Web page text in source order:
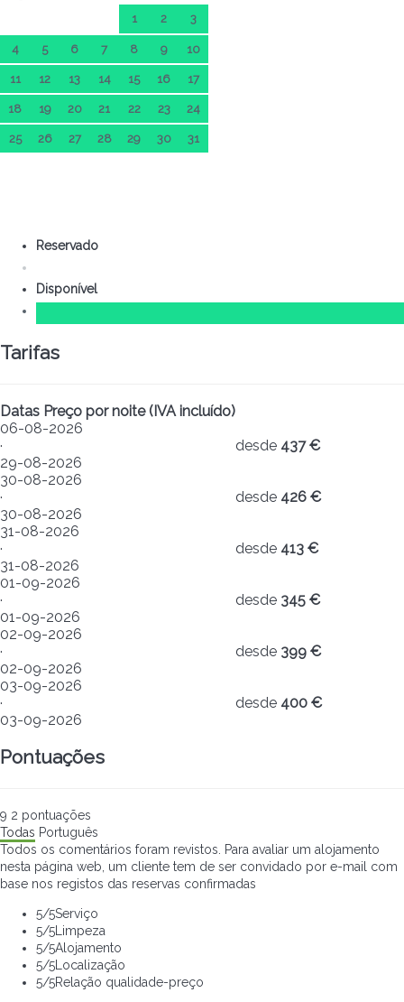
1 2 3
4 5 6 7 8 9 10
11 12 13 14 15 16 17
18 19 20 21 22 23 24
25 26 27 28 29 30 31
Reservado
Disponível
Tarifas
Datas Preço por noite (IVA incluído)
06-08-2026
·
29-08-2026
desde 437 €
30-08-2026
·
30-08-2026
desde 426 €
31-08-2026
·
31-08-2026
desde 413 €
01-09-2026
·
01-09-2026
desde 345 €
02-09-2026
·
02-09-2026
desde 399 €
03-09-2026
·
03-09-2026
desde 400 €
Pontuações
9 2 pontuações
Todas Português
Todos os comentários foram revistos. Para avaliar um alojamento
nesta página web, um cliente tem de ser convidado por e-mail com
base nos registos das reservas confirmadas
5/5Serviço
5/5Limpeza
5/5Alojamento
5/5Localização
5/5Relação qualidade-preço